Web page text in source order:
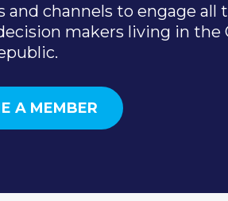
channels to engage all
makers living in the
A MEMBER